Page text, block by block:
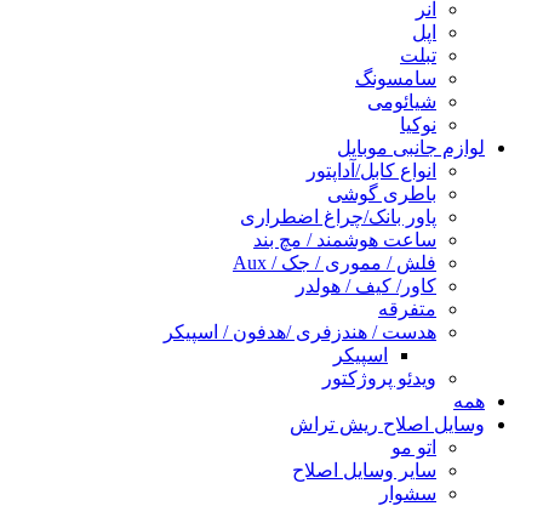
آنر
اپل
تبلت
سامسونگ
شیائومی
نوکیا
لوازم جانبی موبایل
انواع کابل/آداپتور
باطری گوشی
پاور بانک/چراغ اضطراری
ساعت هوشمند / مچ بند
فلش / مموری / جک / Aux
کاور/ کیف / هولدر
متفرقه
هدست / هندزفری /هدفون / اسپیکر
اسپیکر
ویدئو پروژکتور
همه
وسایل اصلاح ریش تراش
اتو مو
سایر وسایل اصلاح
سشوار